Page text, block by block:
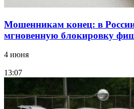
Мошенникам конец: в
мгновенную блокировку
4 июня
13:07